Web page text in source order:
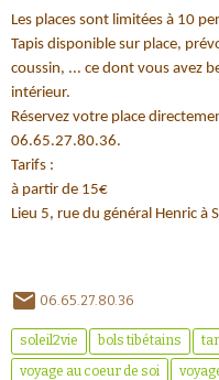
Les places sont limitées à 10
Tapis disponible sur place,
coussin, ... ce dont vous avez
intérieur.
Réservez votre place
06.65.27.80.36.
Tarifs :
à partir de 15€
Lieu 5, rue du général Henric à
06.65.27.80.36
soleil2vie bols tibétains
voyage au coeur de soi